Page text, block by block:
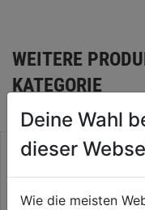
WEITERE
KATEGORIE
Deine Wahl
dieser
Wie die meisten